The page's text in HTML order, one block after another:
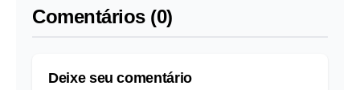
Comentários (0)
Deixe seu comentário